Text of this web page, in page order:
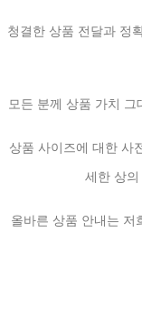
청결한 상품 전달과 정
모든 분께 상품 가치 그
상품 사이즈에 대한 사
세한 상
올바른 상품 안내는 저